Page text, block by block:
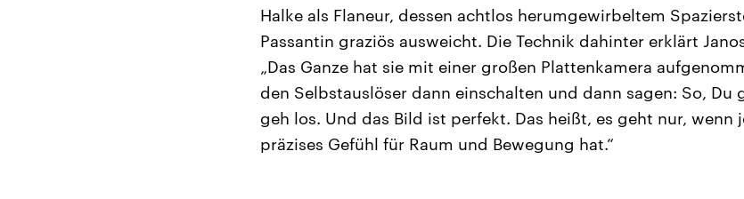
Halke als Flaneur, dessen achtlos herumgewirbeltem
Passantin graziös ausweicht. Die Technik dahinter erklärt
„Das Ganze hat sie mit einer großen Plattenkamera
den Selbstauslöser dann einschalten und dann sagen: So, Du
geh los. Und das Bild ist perfekt. Das heißt, es geht nur, wenn
präzises Gefühl für Raum und Bewegung hat.“